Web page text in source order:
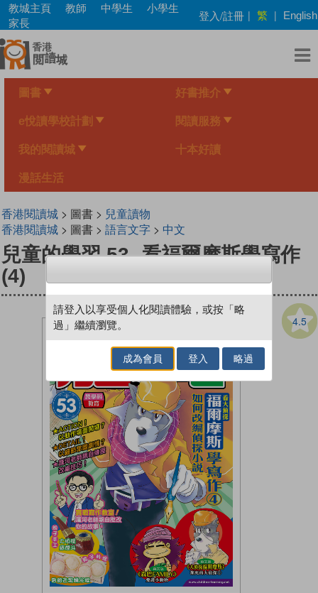
Skip
main
content
教城主頁 教師 中學生
小學生
家長
登入/註冊 | 繁 | English
圖書 好書推介
e悅讀學校計劃 閱讀服務
我的閱讀城 十本好讀
漫話生活
香港閱讀城> 圖書 > 兒童讀物
香港閱讀城> 圖書 > 語言文字> 中文
兒童的學習 53- 看福爾摩斯學寫作
(4)
4.5
請登入以享受個人化閱讀體驗，或按「略
過」繼續瀏覽。
成為會員 登入 略過